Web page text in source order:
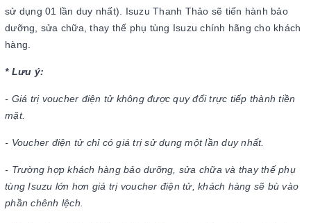
sử dụng 01 lần duy nhất). Isuzu Thanh Thảo sẽ tiến hành bảo
dưỡng, sửa chữa, thay thế phụ tùng Isuzu chính hãng cho khách
hàng.
* Lưu ý:
- Giá trị voucher điện tử không được quy đổi trực tiếp thành tiền
mặt.
- Voucher điện tử chỉ có giá trị sử dụng một lần duy nhất.
- Trường hợp khách hàng bảo dưỡng, sửa chữa và thay thế phụ
tùng Isuzu lớn hơn giá trị voucher điện tử, khách hàng sẽ bù vào
phần chênh lệch.